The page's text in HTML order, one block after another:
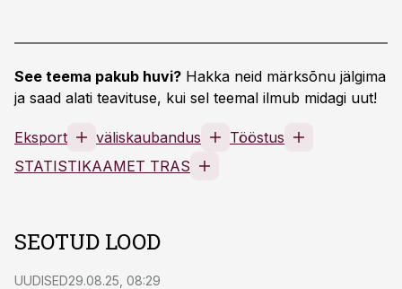
See teema pakub huvi? Hakka neid märksõnu jälgima
ja saad alati teavituse, kui sel teemal ilmub midagi uut!
Eksport väliskaubandus
Tööstus
STATISTIKAAMET TRAS
SEOTUD LOOD
UUDISED29.08.25, 08:29